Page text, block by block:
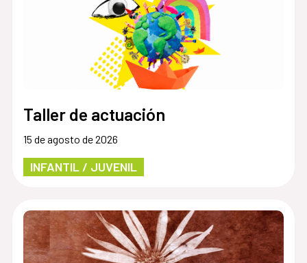
Taller de actuación
15 de agosto de 2026
INFANTIL / JUVENIL